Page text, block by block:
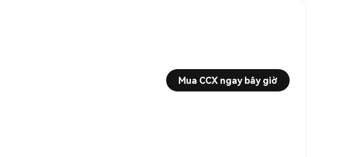
Mua CCX ngay bây giờ